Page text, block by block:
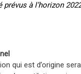
à l’horizon
qui est d’origine